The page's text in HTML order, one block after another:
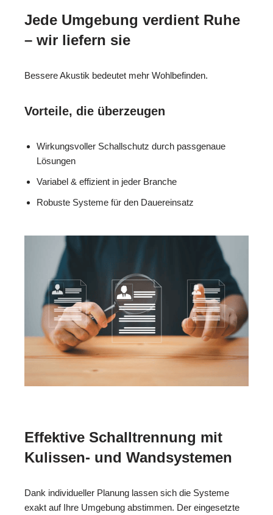
Jede Umgebung verdient Ruhe
– wir liefern sie
Bessere Akustik bedeutet mehr Wohlbefinden.
Vorteile, die überzeugen
Wirkungsvoller Schallschutz durch passgenaue
Lösungen
Variabel & effizient in jeder Branche
Robuste Systeme für den Dauereinsatz
Effektive Schalltrennung mit
Kulissen- und Wandsystemen
Dank individueller Planung lassen sich die Systeme
exakt auf Ihre Umgebung abstimmen. Der eingesetzte